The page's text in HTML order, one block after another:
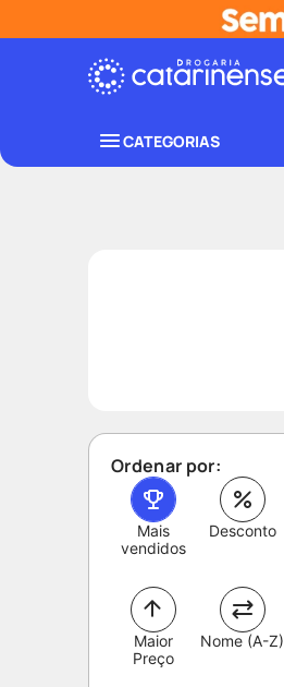
CATEGORIAS
Ordenar por:
Mais
vendidos
Desconto
Maior
Preço
Nome (A-Z)